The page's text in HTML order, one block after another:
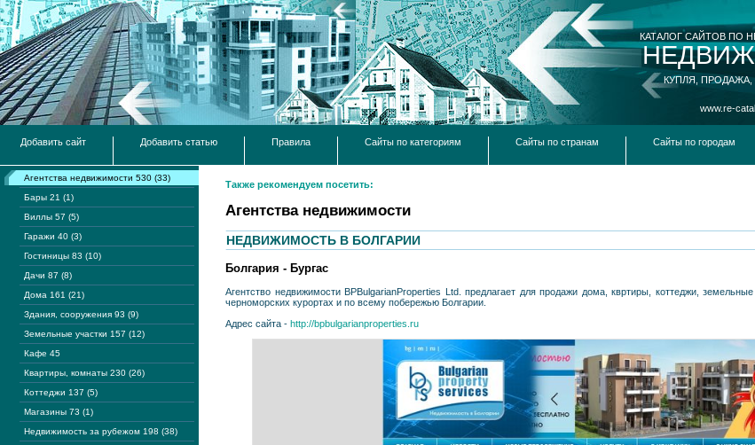
КАТАЛОГ САЙТОВ ПО
КУПЛЯ,
www.re-
Добавить сайт Добавить статью Правила Сайты по категориям Сайты по странам Сайты по городам
Агентства недвижимости 530 (33)
Бары 21 (1)
Виллы 57 (5)
Гаражи 40 (3)
Гостиницы 83 (10)
Дачи 87 (8)
Дома 161 (21)
Здания, сооружения 93 (9)
Земельные участки 157 (12)
Кафе 45
Квартиры, комнаты 230 (26)
Коттеджи 137 (5)
Магазины 73 (1)
Недвижимость за рубежом 198 (38)
Также рекомендуем посетить:
Агентства недвижимости
НЕДВИЖИМОСТЬ В БОЛГАРИИ
Болгария - Бургас
Агентство недвижимости BPBulgarianProperties Ltd. предлагает для продажи дома, квртиры, коттеджи,
черноморских курортах и по всему побережью Болгарии.
Адрес сайта - http://bpbulgarianproperties.ru